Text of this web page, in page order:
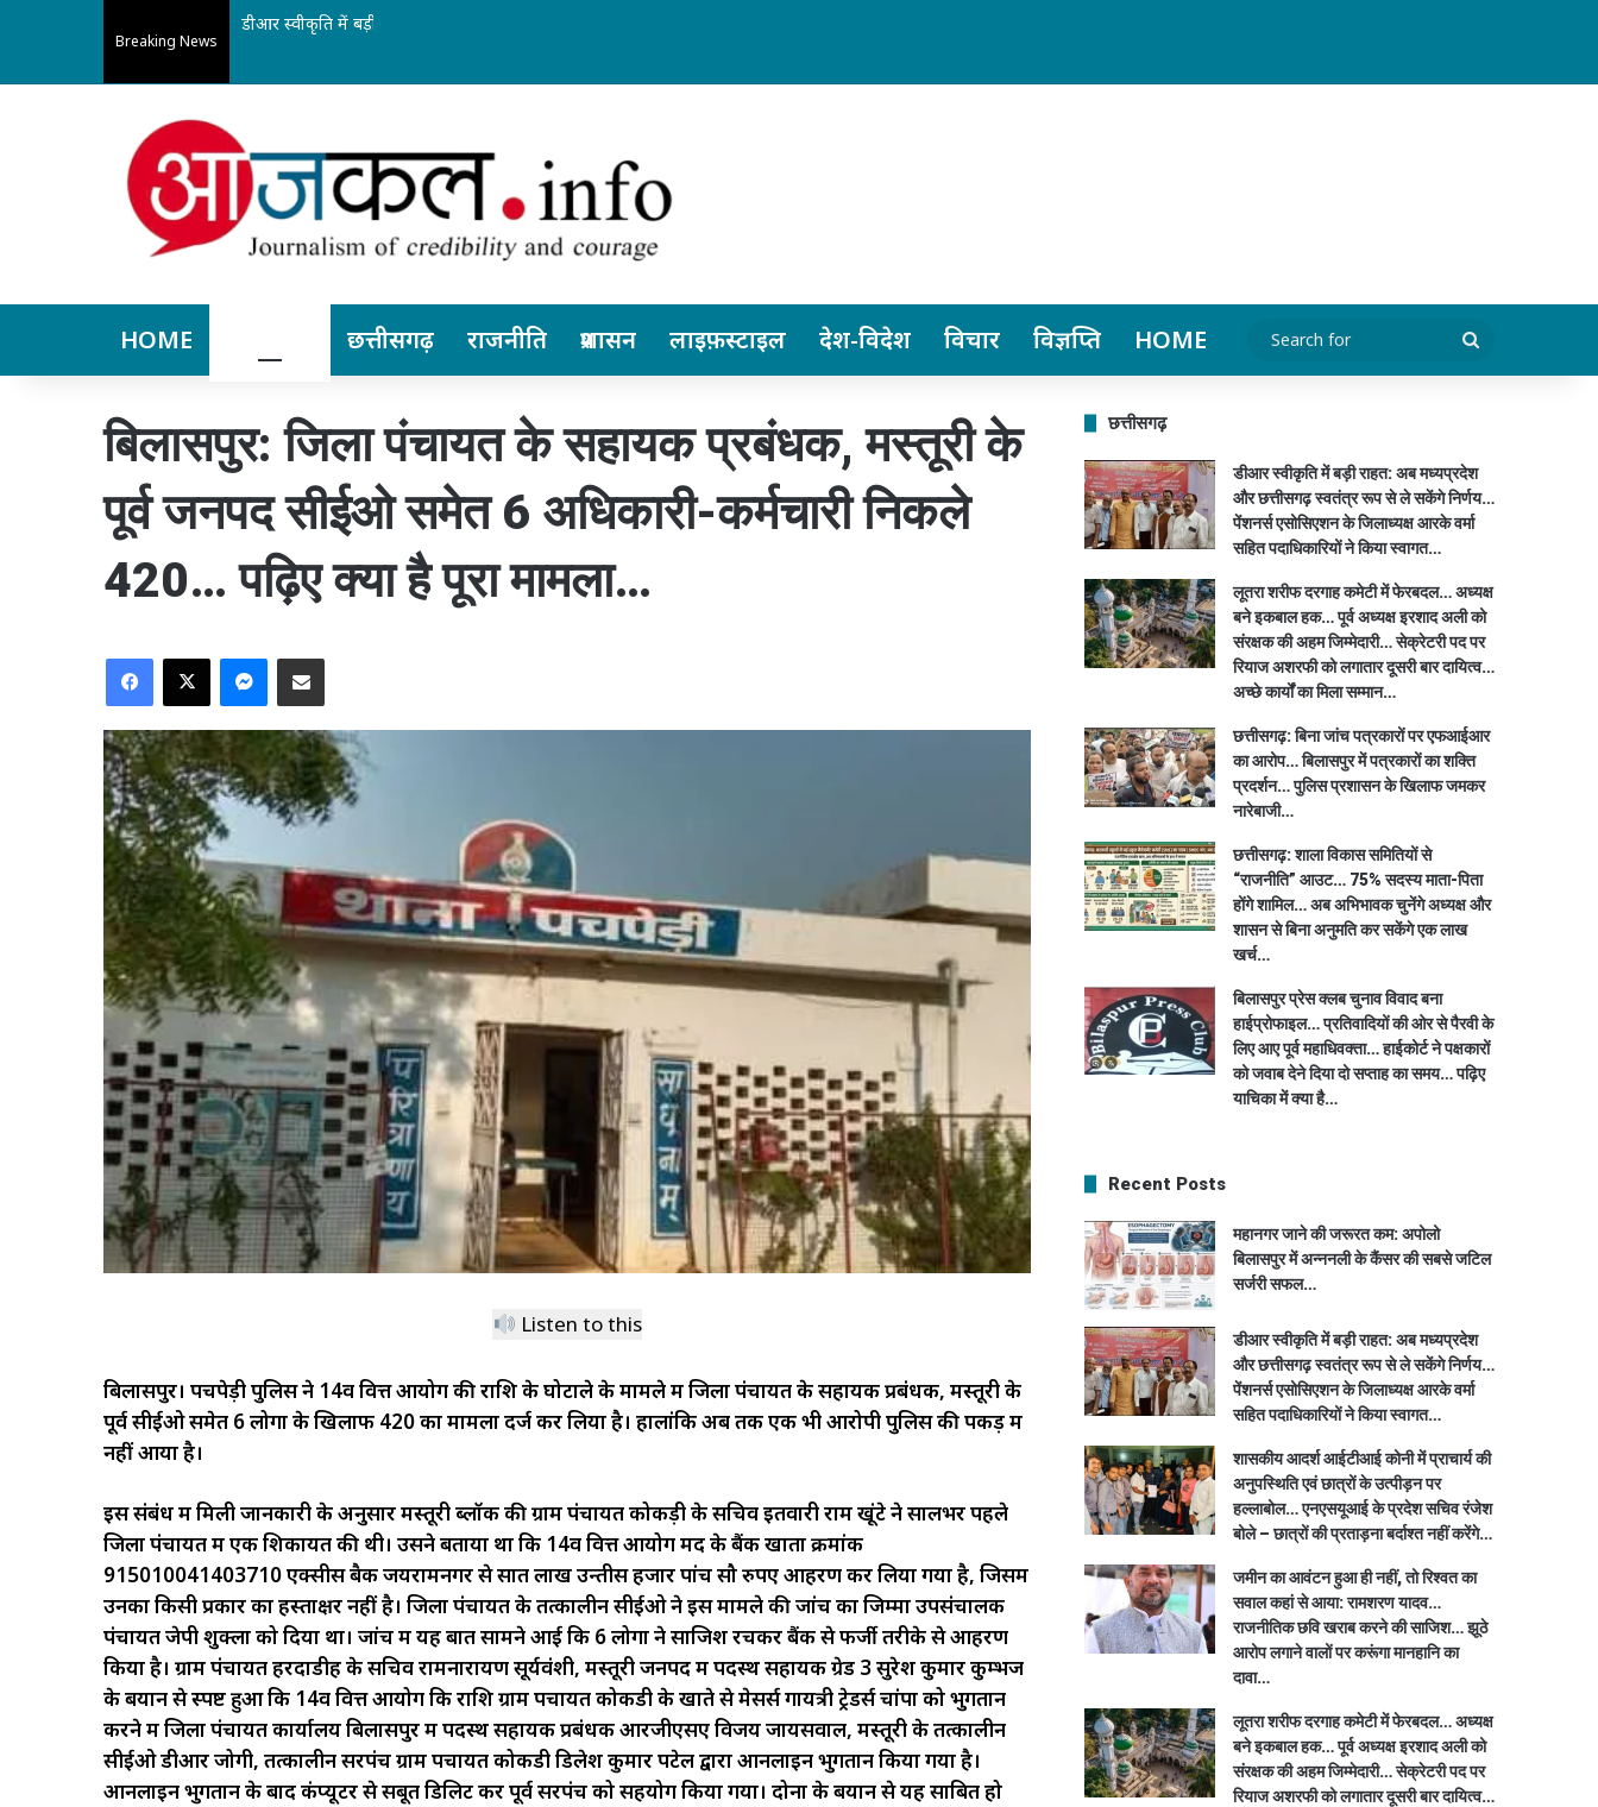
Breaking News
डीआर स्वीकृति में बड़ी राहत: अब मध्यप्रदेश और छत्तीसगढ़ स्वतंत्र रूप से ले सकेंगे निर्णय… पेंशनर्स एसोसिएशन के जिलाध्यक्ष आरके वर्मा सहित पदाधिकारियों ने किया स्वागत…
HOME छत्तीसगढ़ राजनीति प्रशासन लाइफ़स्टाइल देश-विदेश विचार विज्ञप्ति HOME
for
बिलासपुर: जिला पंचायत के सहायक प्रबंधक, मस्तूरी के
पूर्व जनपद सीईओ समेत 6 अधिकारी-कर्मचारी निकले
420… पढ़िए क्या है पूरा मामला…
Facebook
X MessengerShare via Email
Listen to this
बिलासपुर। पचपेड़ी पुलिस ने 14वें वित्त आयोग की राशि के घोटाले के मामले में जिला पंचायत के सहायक प्रबंधक, मस्तूरी के
पूर्व सीईओ समेत 6 लोगों के खिलाफ 420 का मामला दर्ज कर लिया है। हालांकि अब तक एक भी आरोपी पुलिस की पकड़ में
नहीं आया है।
इस संबंध में मिली जानकारी के अनुसार मस्तूरी ब्लॉक की ग्रामपंचायतकोकड़ीकेसचिवइतवारीरामखूंटेने सालभर पहले
जिला पंचायत में एक शिकायत की थी। उसने बताया था कि 14वेंवित्तआयोगमदकेबैंकखाताक्रमांक
915010041403710एक्सीसबैकजयरामनगरसेसातलाखउन्तीसहजारपांचसौरुपएआहरण कर लिया गया है, जिसमें
उनकाकिसीप्रकारकाहस्ताक्षरनहींहै। जिला पंचायत के तत्कालीन सीईओ ने इस मामले की जांच का जिम्मा उपसंचालक
पंचायत जेपी शुक्ला को दिया था। जांच में यह बात सामने आई कि 6 लोगों ने साजिश रचकर बैंक से फर्जी तरीके से आहरण
किया है। ग्राम पंचायत हरदाडीह के सचिव रामनारायणसूर्यवंशी, मस्तूरी जनपद में पदस्थ सहायक ग्रेड 3 सुरेशकुमारकुम्भज
केबयानसेस्पष्टहुआकि 14वेंवित्तआयोगकिराशिग्रामपचायतकोकडीकेखातेसेमेसर्सगायत्रीट्रेडर्सचांपाकोभुगतान
करनेमेंजिलापंचायतकार्यालयबिलासपुरमेंपदस्थसहायकप्रबंधकआरजीएसए विजयजायसवाल, मस्तूरी के तत्कालीन
सीईओडीआरजोगी, तत्कालीनसरपंचग्रामपचायतकोकडीडिलेशकुमारपटेलद्वाराआनलाइनभुगतानकियागयाहै।
आनलाइनभुगतानकेबादकंप्यूटरसेसबूतडिलिटकरपूर्वसरपंचकोसहयोगकियागया। दोनों के बयान से यह साबित हो
छत्तीसगढ़
डीआर स्वीकृति में बड़ी राहत: अब मध्यप्रदेश
और छत्तीसगढ़ स्वतंत्र रूप से ले सकेंगे निर्णय…
पेंशनर्स एसोसिएशन के जिलाध्यक्ष आरके वर्मा
सहित पदाधिकारियों ने किया स्वागत…
लूतरा शरीफ दरगाह कमेटी में फेरबदल… अध्यक्ष
बने इकबाल हक… पूर्व अध्यक्ष इरशाद अली को
संरक्षक की अहम जिम्मेदारी… सेक्रेटरी पद पर
रियाज अशरफी को लगातार दूसरी बार दायित्व…
अच्छे कार्यों का मिला सम्मान…
छत्तीसगढ़: बिना जांच पत्रकारों पर एफआईआर
का आरोप… बिलासपुर में पत्रकारों का शक्ति
प्रदर्शन… पुलिस प्रशासन के खिलाफ जमकर
नारेबाजी…
छत्तीसगढ़: शाला विकास समितियों से
“राजनीति” आउट… 75% सदस्य माता-पिता
होंगे शामिल… अब अभिभावक चुनेंगे अध्यक्ष और
शासन से बिना अनुमति कर सकेंगे एक लाख
खर्च…
बिलासपुर प्रेस क्लब चुनाव विवाद बना
हाईप्रोफाइल… प्रतिवादियों की ओर से पैरवी के
लिए आए पूर्व महाधिवक्ता… हाईकोर्ट ने पक्षकारों
को जवाब देने दिया दो सप्ताह का समय… पढ़िए
याचिका में क्या है…
Recent Posts
महानगर जाने की जरूरत कम: अपोलो
बिलासपुर में अन्ननली के कैंसर की सबसे जटिल
सर्जरी सफल…
डीआर स्वीकृति में बड़ी राहत: अब मध्यप्रदेश
और छत्तीसगढ़ स्वतंत्र रूप से ले सकेंगे निर्णय…
पेंशनर्स एसोसिएशन के जिलाध्यक्ष आरके वर्मा
सहित पदाधिकारियों ने किया स्वागत…
शासकीय आदर्श आईटीआई कोनी में प्राचार्य की
अनुपस्थिति एवं छात्रों के उत्पीड़न पर
हल्लाबोल… एनएसयूआई के प्रदेश सचिव रंजेश
बोले – छात्रों की प्रताड़ना बर्दाश्त नहीं करेंगे…
जमीन का आवंटन हुआ ही नहीं, तो रिश्वत का
सवाल कहां से आया: रामशरण यादव…
राजनीतिक छवि खराब करने की साजिश… झूठे
आरोप लगाने वालों पर करूंगा मानहानि का
दावा…
लूतरा शरीफ दरगाह कमेटी में फेरबदल… अध्यक्ष
बने इकबाल हक… पूर्व अध्यक्ष इरशाद अली को
संरक्षक की अहम जिम्मेदारी… सेक्रेटरी पद पर
रियाज अशरफी को लगातार दूसरी बार दायित्व…